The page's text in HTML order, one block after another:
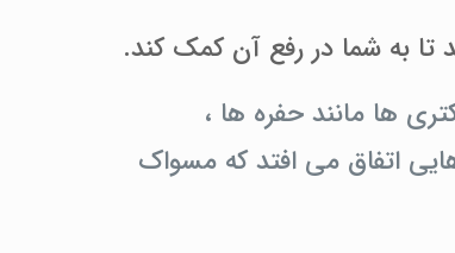
تا به شما در رفع آن کمک کند.
ها مانند حفره ها ،
اتفاق می افتد که مسواک